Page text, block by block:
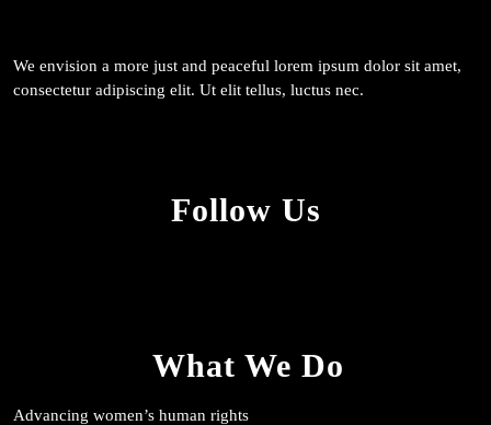
We envision a more just and peaceful lorem ipsum dolor sit amet,
consectetur adipiscing elit. Ut elit tellus, luctus nec.
Follow Us
What We Do
Advancing women’s human rights